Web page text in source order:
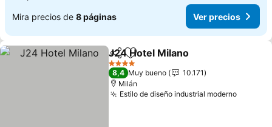
Mira precios de 8 páginas Ver precios
CompartirAgregar a favoritos
J24 Hotel Milano
4 Estrellas
8,4 Muy bueno
10.171
Milán
Estilo de diseño industrial modernoVer